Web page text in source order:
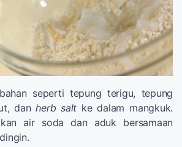
seperti tepung terigu, tepung
danherb salt ke dalam mangkuk.
air soda dan aduk bersamaan